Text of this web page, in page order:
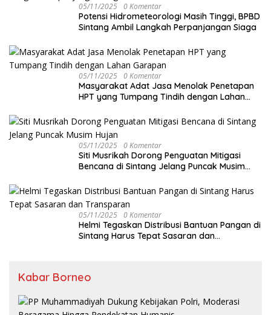
05/11/2025 0 Komentar
Potensi Hidrometeorologi Masih Tinggi, BPBD
Sintang Ambil Langkah Perpanjangan Siaga
05/11/2025 0 Komentar
Masyarakat Adat Jasa Menolak Penetapan
HPT yang Tumpang Tindih dengan Lahan
05/11/2025 0 Komentar
Siti Musrikah Dorong Penguatan Mitigasi
Bencana di Sintang Jelang Puncak Musim
05/11/2025 0 Komentar
Helmi Tegaskan Distribusi Bantuan Pangan di
Sintang Harus Tepat Sasaran dan
Kabar Borneo